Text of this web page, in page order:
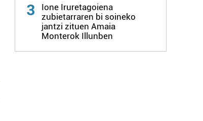
3
Ione Iruretagoiena
zubietarraren bi soineko
jantzi zituen Amaia
Monterok Illunben